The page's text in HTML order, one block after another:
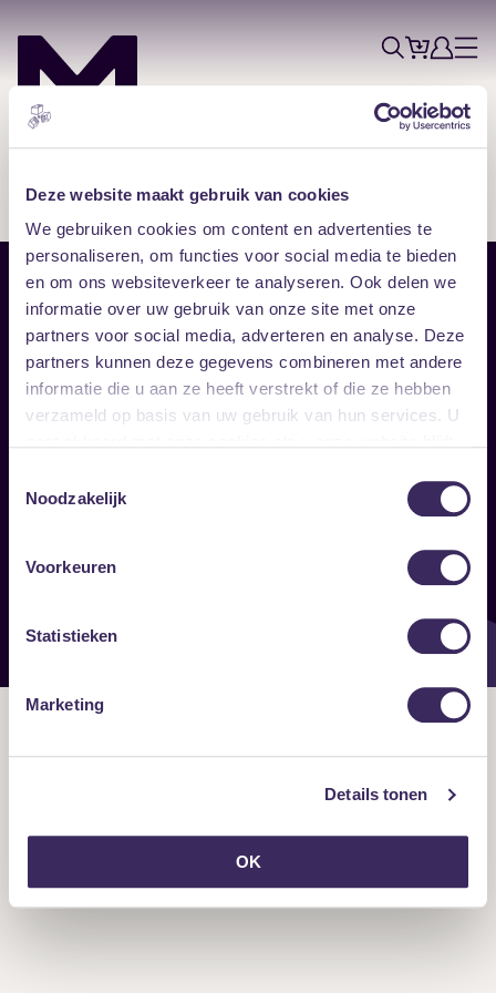
Deze website maakt gebruik van cookies
We gebruiken cookies om content en advertenties te
personaliseren, om functies voor social media te bieden
en om ons websiteverkeer te analyseren. Ook delen we
informatie over uw gebruik van onze site met onze
partners voor social media, adverteren en analyse. Deze
partners kunnen deze gegevens combineren met andere
informatie die u aan ze heeft verstrekt of die ze hebben
verzameld op basis van uw gebruik van hun services. U
Noodzakelijk
Voorkeuren
Statistieken
Marketing
Details tonen
OK
ZoekTicketsAccount
Menu
Sitemap
Home
Vrijwilligers
Verhuur
Disclaimer
Toegankelijkheid
Privacy & cookies
Follow
Onze nieuwsbrief ontvangen?